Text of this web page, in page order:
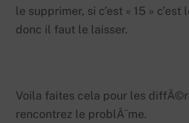
le supprimer, si c’est « 15 »
donc il faut le laisser.
Voila faites cela pour les
rencontrez le problÃ¨me.